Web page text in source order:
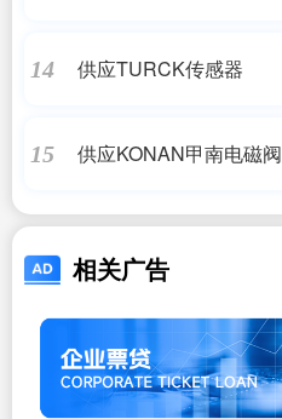
14 供应TURCK传感器
15 供应KONAN甲南电磁阀
相关广告